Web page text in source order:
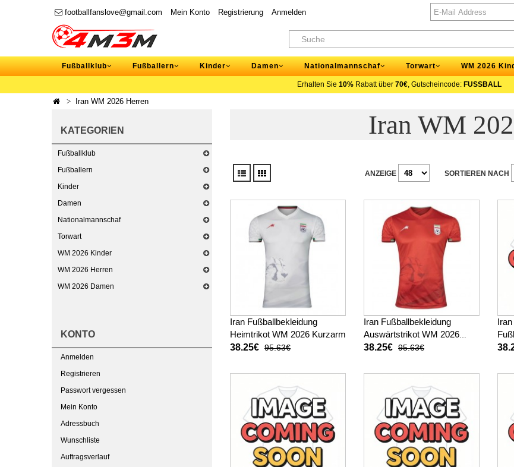
footballfanslove@gmail.com Mein Konto Registrierung Anmelden
Fußballklub Fußballern Kinder Damen Nationalmannschaf Torwart WM 2026
Erhalten Sie 10% Rabatt über 70€, Gutscheincode: FUSSBALL
Iran WM 2026 Herren
KATEGORIEN
Fußballklub
Fußballern
Kinder
Damen
Nationalmannschaf
Torwart
WM 2026 Kinder
WM 2026 Herren
WM 2026 Damen
KONTO
Anmelden
Registrieren
Passwort vergessen
Mein Konto
Adressbuch
Wunschliste
Auftragsverlauf
Iran WM
SORTIEREN NACH
ANZEIGE
Iran Fußballbekleidung
Heimtrikot WM 2026 Kurzarm
38.25€ 95.63€
Iran Fußballbekleidung
Auswärtstrikot WM 2026
Kurzarm
38.25€ 95.63€
WM